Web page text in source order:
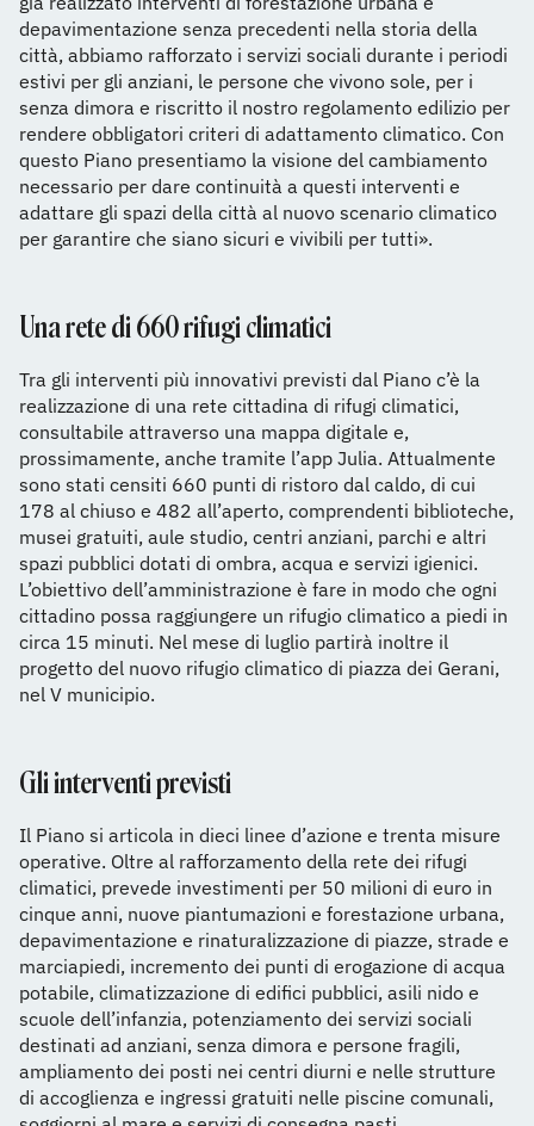
depavimentazione senza precedenti nella storia della
città, abbiamo rafforzato i servizi sociali durante i periodi
estivi per gli anziani, le persone che vivono sole, per i
senza dimora e riscritto il nostro regolamento edilizio per
rendere obbligatori criteri di adattamento climatico. Con
questo Piano presentiamo la visione del cambiamento
necessario per dare continuità a questi interventi e
adattare gli spazi della città al nuovo scenario climatico
per garantire che siano sicuri e vivibili per tutti».
Una rete di 660 rifugi climatici
Tra gli interventi più innovativi previsti dal Piano c’è la
realizzazione di una rete cittadina di rifugi climatici,
consultabile attraverso una mappa digitale e,
prossimamente, anche tramite l’app Julia. Attualmente
sono stati censiti 660 punti di ristoro dal caldo, di cui
178 al chiuso e 482 all’aperto, comprendenti biblioteche,
musei gratuiti, aule studio, centri anziani, parchi e altri
spazi pubblici dotati di ombra, acqua e servizi igienici.
L’obiettivo dell’amministrazione è fare in modo che ogni
cittadino possa raggiungere un rifugio climatico a piedi in
circa 15 minuti. Nel mese di luglio partirà inoltre il
progetto del nuovo rifugio climatico di piazza dei Gerani,
nel V municipio.
Gli interventi previsti
Il Piano si articola in dieci linee d’azione e trenta misure
operative. Oltre al rafforzamento della rete dei rifugi
climatici, prevede investimenti per 50 milioni di euro in
cinque anni, nuove piantumazioni e forestazione urbana,
depavimentazione e rinaturalizzazione di piazze, strade e
marciapiedi, incremento dei punti di erogazione di acqua
potabile, climatizzazione di edifici pubblici, asili nido e
scuole dell’infanzia, potenziamento dei servizi sociali
destinati ad anziani, senza dimora e persone fragili,
ampliamento dei posti nei centri diurni e nelle strutture
di accoglienza e ingressi gratuiti nelle piscine comunali,